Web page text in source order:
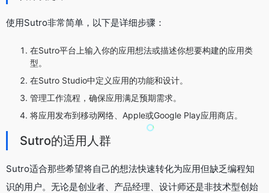
使用Sutro非常简单，以下是详细步骤：
在Sutro平台上输入你的应用想法或描述你想要构建的应用类
型。
在Sutro Studio中定义应用的功能和设计。
管理工作流程，确保应用满足预期需求。
将应用发布到移动网络、Apple或Google Play应用商店。
Sutro的适用人群
Sutro适合那些希望将自己的想法快速转化为应用但缺乏编程知
识的用户。无论是创业者、产品经理、设计师还是非技术型创始